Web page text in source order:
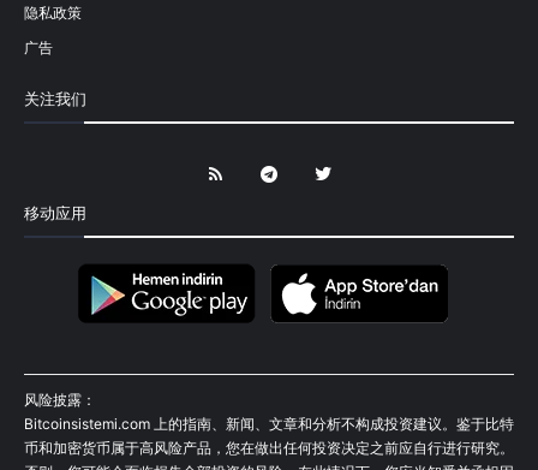
隐私政策
广告
关注我们
移动应用
风险披露：
Bitcoinsistemi.com 上的指南、新闻、文章和分析不构成投资建议。鉴于比特
币和加密货币属于高风险产品，您在做出任何投资决定之前应自行进行研究。